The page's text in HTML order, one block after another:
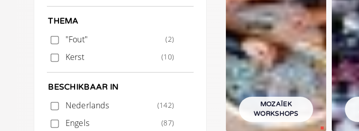
Textiel
THEMA
"Fout" (2)
Kerst (10)
BESCHIKBAAR IN
Nederlands (142)
Engels (87)
MOZAÏEK
WORKSHOPS